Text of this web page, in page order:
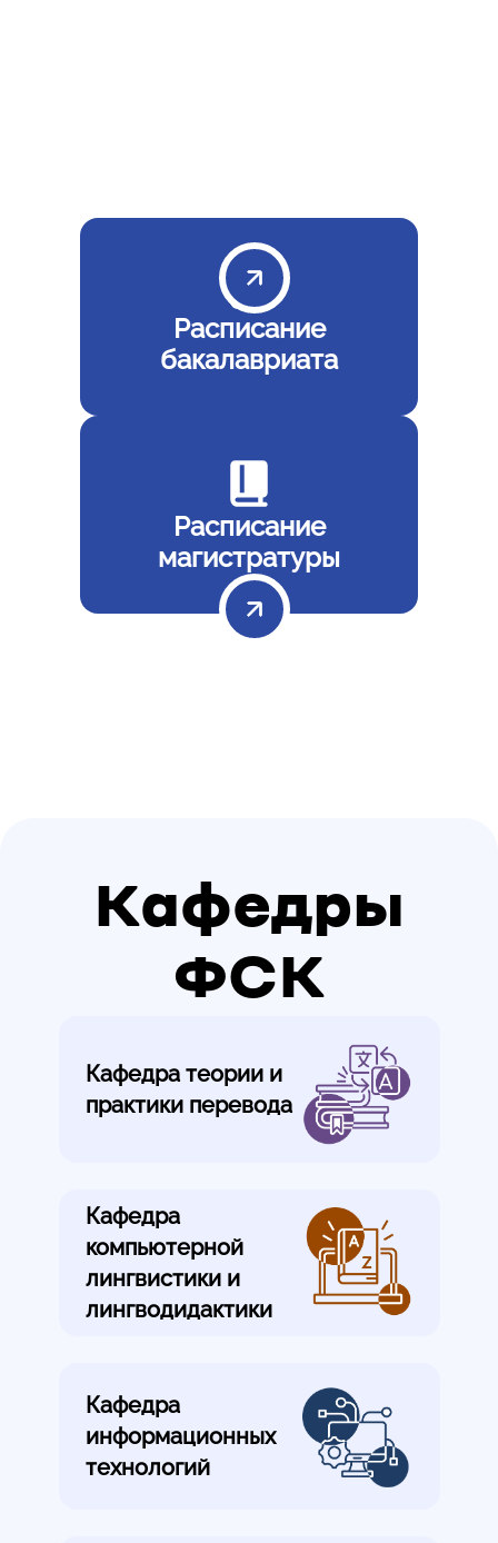
Расписание
бакалавриата
Расписание
магистратуры
Кафедры
ФСК
Кафедра теории и
практики перевода
Кафедра
компьютерной
лингвистики и
лингводидактики
Кафедра
информационных
технологий